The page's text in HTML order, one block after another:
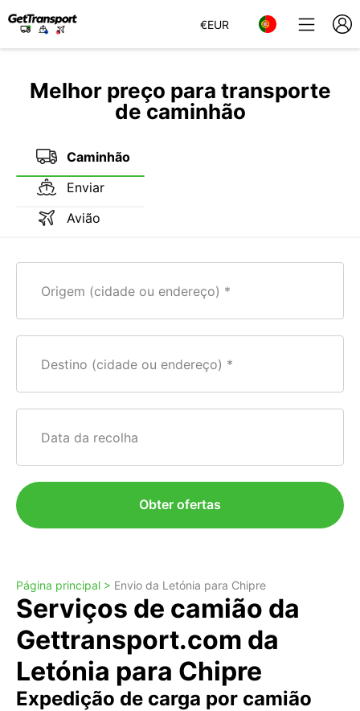
€EUR
Melhor preço para transporte
de caminhão
Caminhão
Enviar
Avião
Origem (cidade ou endereço)
Destino (cidade ou endereço)
Data da recolha
Obter ofertas
Página principal > Envio da Letónia para Chipre
Serviços de camião da
Gettransport.com da
Letónia para Chipre
Expedição de carga por camião